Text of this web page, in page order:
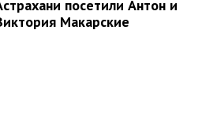
посетили Антон и
Макарские